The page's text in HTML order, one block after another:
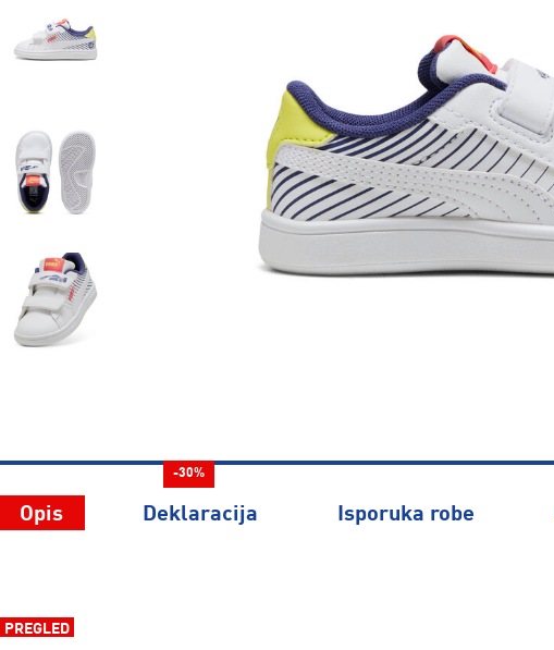
-30%
Opis Deklaracija Isporuka robe
PREGLED